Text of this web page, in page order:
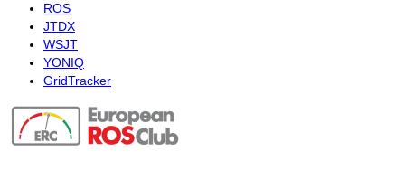
ROS
JTDX
WSJT
YONIQ
GridTracker